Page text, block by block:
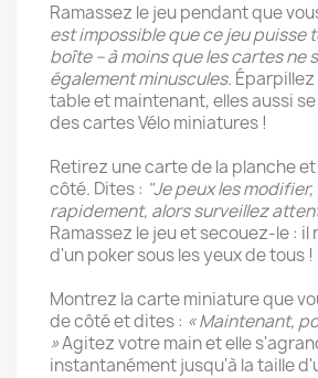
Ramassez le jeu pendant que
est impossible que ce jeu puisse
boîte – à moins que les cartes ne
également minuscules.
table et maintenant, elles aussi
des cartes Vélo miniatures !
Retirez une carte de la planche
côté. Dites : "Je peux les
rapidement, alors surveillez
Ramassez le jeu et secouez-le : il
d'un poker sous les yeux de tous !
Montrez la carte miniature que
de côté et dites : « Maintenant,
»Agitez votre main et elle
instantanément jusqu'à la taille